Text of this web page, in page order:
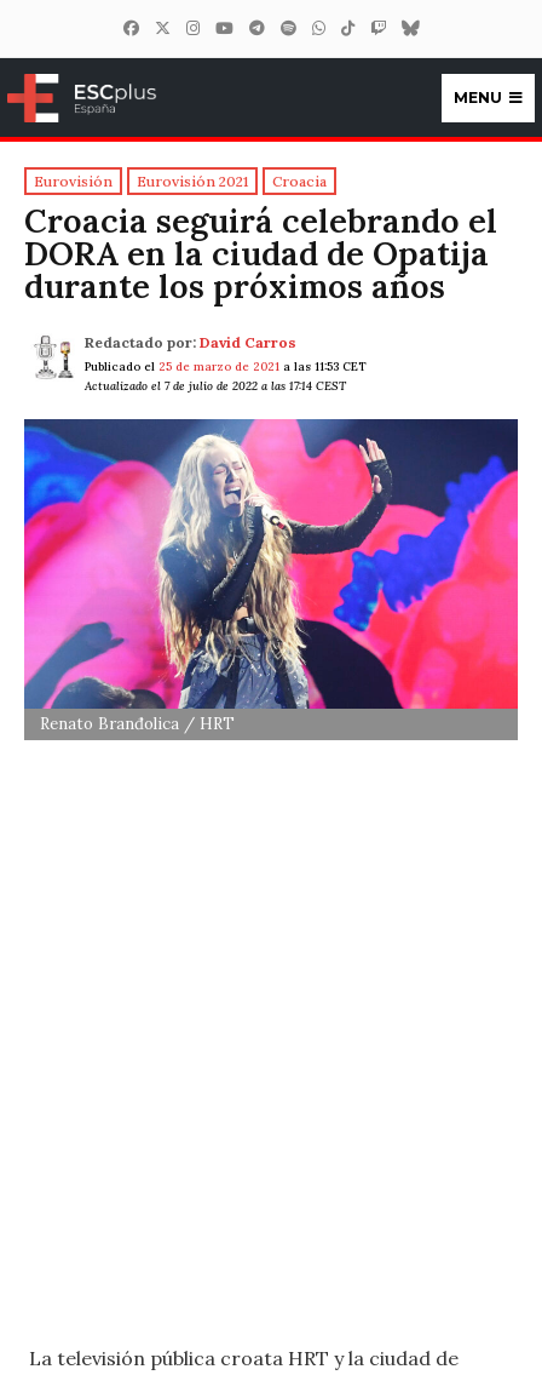
ESCplus España
MENU
Eurovisión Eurovisión 2021 Croacia
Croacia seguirá celebrando el
DORA en la ciudad de Opatija
durante los próximos años
Redactado por: David Carros
Publicado el 25 de marzo de 2021 a las 11:53 CET
Actualizado el 7 de julio de 2022 a las 17:14 CEST
Renato Branđolica / HRT
La televisión pública croata HRT y la ciudad de